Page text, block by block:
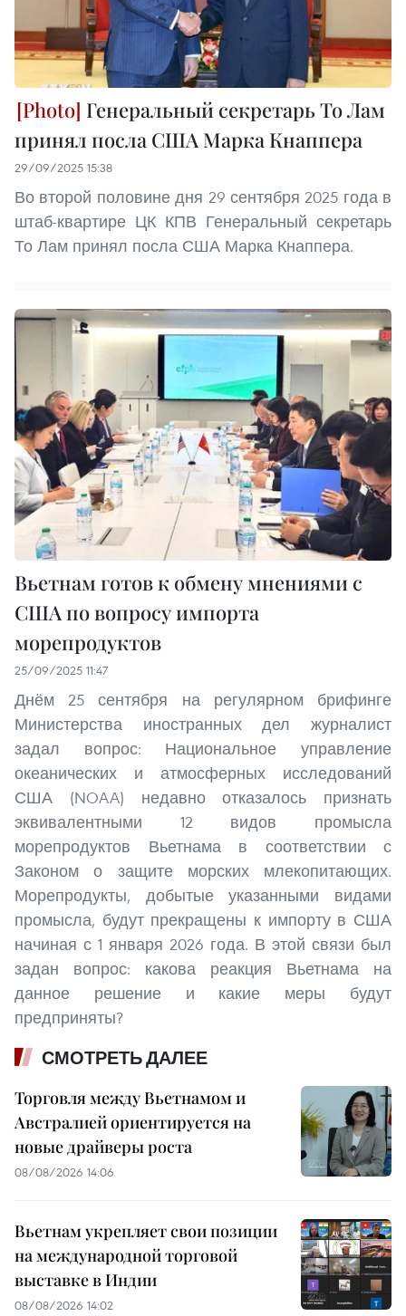
Генеральный секретарь То Лам
принял посла США Марка Кнаппера
29/09/2025 15:38
Во второй половине дня 29 сентября 2025 года в
штаб-квартире ЦК КПВ Генеральный секретарь
То Лам принял посла США Марка Кнаппера.
Вьетнам готов к обмену мнениями с
США по вопросу импорта
морепродуктов
25/09/2025 11:47
Днём 25 сентября на регулярном брифинге
Министерства иностранных дел журналист
задал вопрос: Национальное управление
океанических и атмосферных исследований
США (NOAA) недавно отказалось признать
эквивалентными 12 видов промысла
морепродуктов Вьетнама в соответствии с
Законом о защите морских млекопитающих.
Морепродукты, добытые указанными видами
промысла, будут прекращены к импорту в США
начиная с 1 января 2026 года. В этой связи был
задан вопрос: какова реакция Вьетнама на
данное решение и какие меры будут
предприняты?
СМОТРЕТЬ ДАЛЕЕ
Торговля между Вьетнамом и
Австралией ориентируется на
новые драйверы роста
08/08/2026 14:06
Вьетнам укрепляет свои позиции
на международной торговой
выставке в Индии
08/08/2026 14:02